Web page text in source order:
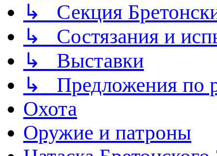
↳ Секция
↳ Состязания и
↳ Выставки
↳ Предложения по
Охота
Оружие и патроны